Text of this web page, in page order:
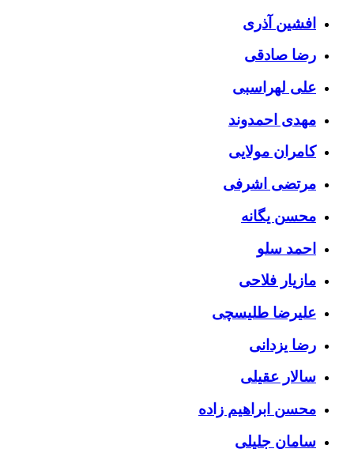
افشین آذری
رضا صادقی
علی لهراسبی
مهدی احمدوند
کامران مولایی
مرتضی اشرفی
محسن یگانه
احمد سلو
مازیار فلاحی
علیرضا طلیسچی
رضا یزدانی
سالار عقیلی
محسن ابراهیم زاده
سامان جلیلی